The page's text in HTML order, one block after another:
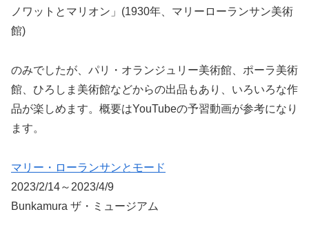
ノワットとマリオン」(1930年、マリーローランサン美術
館)
のみでしたが、パリ・オランジュリー美術館、ポーラ美術
館、ひろしま美術館などからの出品もあり、いろいろな作
品が楽しめます。概要はYouTubeの予習動画が参考になり
ます。
マリー・ローランサンとモード
2023/2/14～2023/4/9
Bunkamura ザ・ミュージアム